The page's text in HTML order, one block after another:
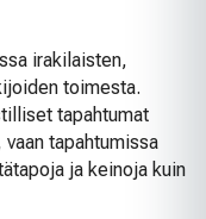
irakilaisten,
toimesta.
tapahtumat
tapahtumissa
ja keinoja kuin